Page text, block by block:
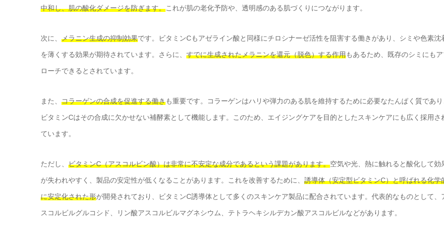
中和し、肌の酸化ダメージを防ぎます。これが肌の老化予防や、透明感のある肌づくりにつながります。
次に、 メラニン生成の抑制効果です。ビタミンCもアゼライン酸と同様にチロシナーゼ活性を阻害する働きがあり、シミや色素沈
を薄くする効果が期待されています。さらに、 すでに生成されたメラニンを還元（脱色）する作用もあるため、既存のシミにも
ローチできるとされています。
また、 コラーゲンの合成を促進する働きも重要です。コラーゲンはハリや弾力のある肌を維持するために必要なたんぱく質であ
ビタミンCはその合成に欠かせない補酵素として機能します。このため、エイジングケアを目的としたスキンケアにも広く採用さ
ています。
ただし、 ビタミンC（アスコルビン酸）は非常に不安定な成分であるという課題があります。空気や光、熱に触れると酸化して効
が失われやすく、製品の安定性が低くなることがあります。これを改善するために、 誘導体（安定型ビタミンC）と呼ばれる化学
に安定化された形が開発されており、ビタミンC誘導体として多くのスキンケア製品に配合されています。代表的なものとして、
スコルビルグルコシド、リン酸アスコルビルマグネシウム、テトラヘキシルデカン酸アスコルビルなどがあります。